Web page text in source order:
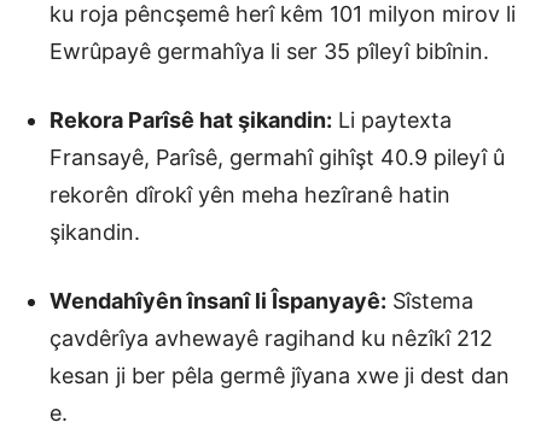
ku roja pêncşemê herî kêm 101 milyon mirov li
Ewrûpayê germahîya li ser 35 pîleyî bibînin.
Rekora Parîsê hat şikandin: Li paytexta
Fransayê, Parîsê, germahî gihîşt 40.9 pileyî û
rekorên dîrokî yên meha hezîranê hatin
şikandin.
Wendahîyên însanî li Îspanyayê: Sîstema
çavdêrîya avhewayê ragihand ku nêzîkî 212
kesan ji ber pêla germê jîyana xwe ji dest dan
e.